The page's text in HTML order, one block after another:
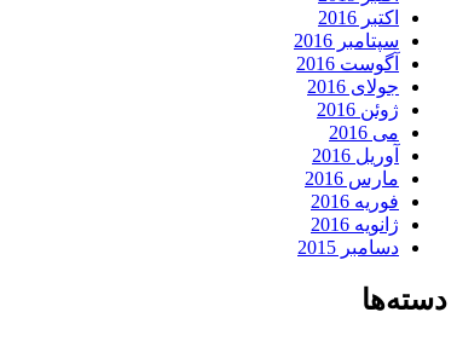
اکتبر 2016
سپتامبر 2016
آگوست 2016
جولای 2016
ژوئن 2016
می 2016
آوریل 2016
مارس 2016
فوریه 2016
ژانویه 2016
دسامبر 2015
دسته‌ها